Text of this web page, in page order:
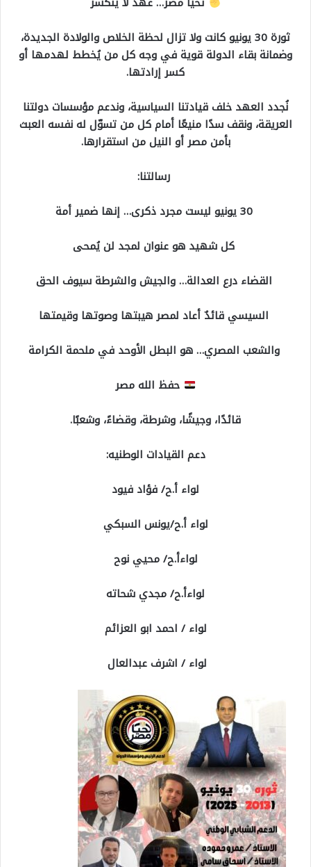
ثورة 30 يونيو كانت ولا تزال لحظة الخلاص والولادة الجديدة،
وضمانة بقاء الدولة قوية في وجه كل من يُخطط لهدمها أو
كسر إرادتها.
نُجدد العهد خلف قيادتنا السياسية، وندعم مؤسسات دولتنا
العريقة، ونقف سدًا منيعًا أمام كل من تسوّل له نفسه العبث
بأمن مصر أو النيل من استقرارها.
رسالتنا:
30 يونيو ليست مجرد ذكرى… إنها ضمير أمة
كل شهيد هو عنوان لمجد لن يُمحى
القضاء درع العدالة… والجيش والشرطة سيوف الحق
السيسي قائدٌ أعاد لمصر هيبتها وصوتها وقيمتها
والشعب المصري… هو البطل الأوحد في ملحمة الكرامة
حفظ الله مصر
قائدًا، وجيشًا، وشرطة، وقضاءً، وشعبًا.
دعم القيادات الوطنيه:
لواء أ.ح/ فؤاد فيود
لواء أ.ح/يونس السبكي
لواءأ.ح/ محيي نوح
لواءأ.ح/ مجدي شحاته
لواء / احمد ابو العزائم
لواء / اشرف عبدالعال